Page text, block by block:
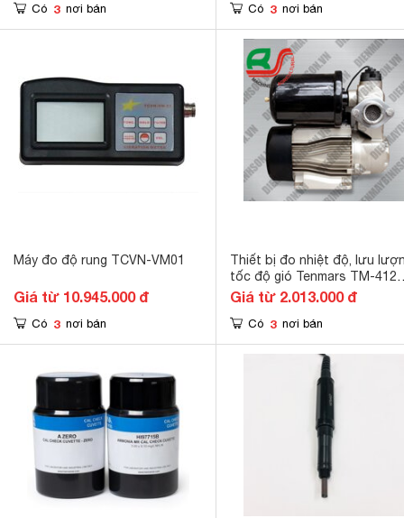
Có 3 nơi bán Có 3 nơi bán
Máy đo độ rung TCVN-VM01
Giá từ 10.945.000 đ
Có 3 nơi bán
Thiết bị đo nhiệt độ, lưu
tốc độ gió Tenmars TM-412
(0.4~45m/s, -20~60 đô C)
Giá từ 2.013.000 đ
Có 3 nơi bán